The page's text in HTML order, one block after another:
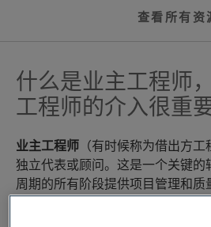
查看所有资
什么是业主工程师
工程师的介入很重要
业主工程师 （有时候称为借出方
独立代表或顾问。这是一个关键的
周期的所有阶段提供项目管理和质